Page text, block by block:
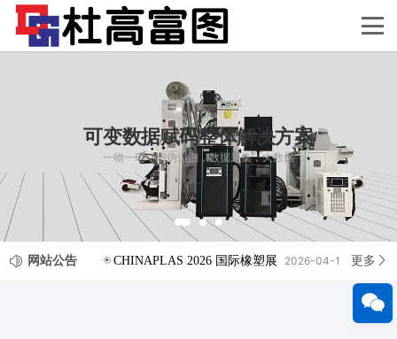
可变数据赋码整体解决方案
一物一码，防伪追溯，数据采集，大数据
网站公告 CHINAPLAS 2026 国际橡塑展 2026-04-18 更多